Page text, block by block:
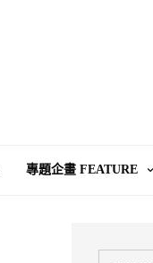
專題企畫 FEATURE